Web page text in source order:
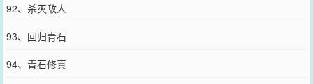
92、杀灭敌人
93、回归青石
94、青石修真